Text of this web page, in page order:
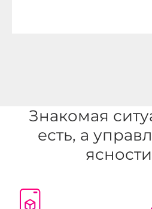
Знакомая
есть, а